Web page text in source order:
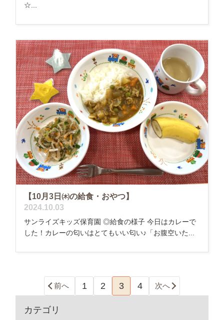
☆...
【10月3日㈭の給食・おやつ】
2024.10.03
サンライズキッズ保育園 ◎給食の様子 今日はカレーで
した！カレーの匂いはとてもいい匂い♪「お腹空いた...
前へ 1 2 3 4 次へ
カテゴリ